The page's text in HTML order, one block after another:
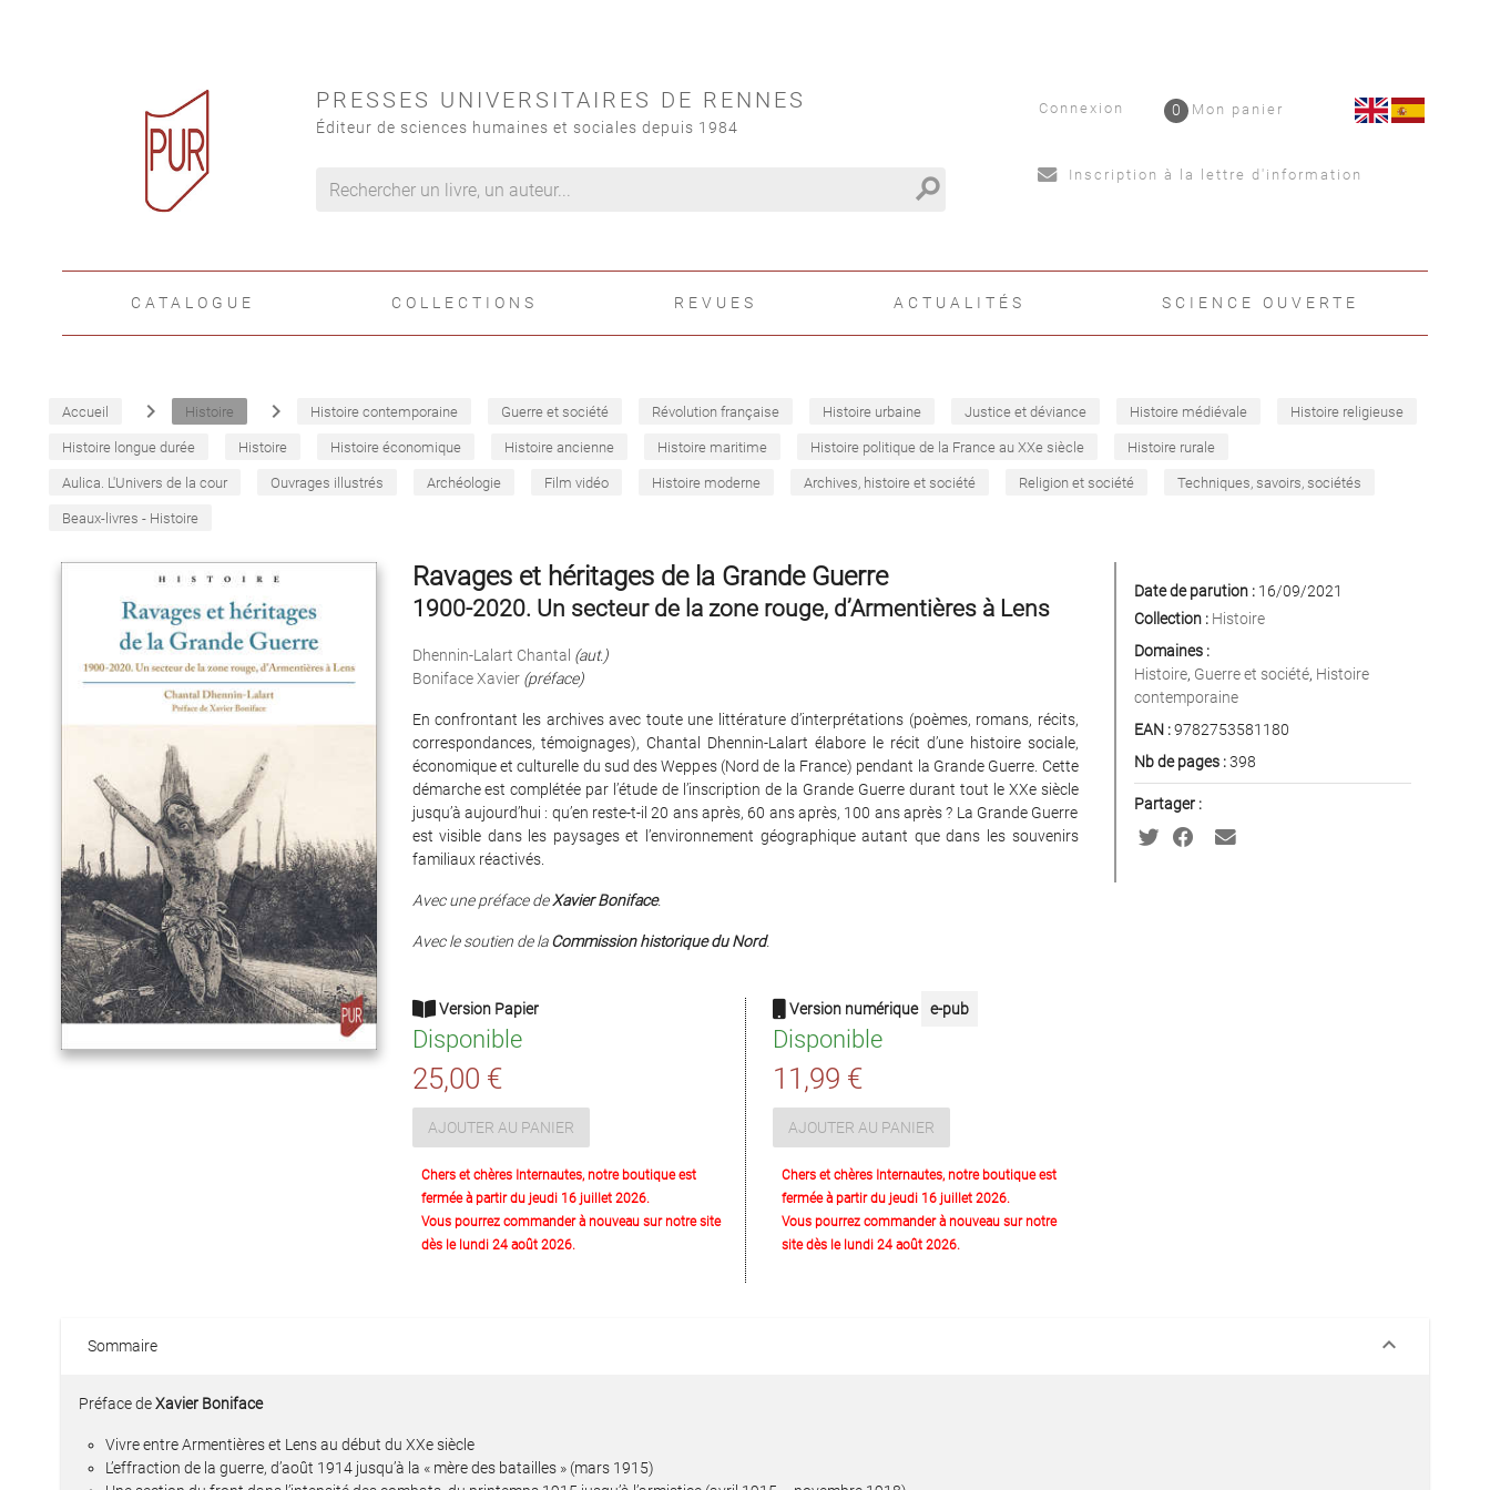
PRESSES UNIVERSITAIRES DE RENNES
Éditeur de sciences humaines et sociales depuis 1984
search
Connexion Mon panier
0
Inscription à la lettre d'information
CATALOGUE COLLECTIONS REVUES ACTUALITÉS SCIENCE OUVERTE
Accueil navigate_next Histoire navigate_next Histoire contemporaine Guerre et société Révolution française Histoire urbaine Justice et déviance Histoire médiévale Histoire religieuse
Histoire longue durée Histoire Histoire économique Histoire ancienne Histoire maritime Histoire politique de la France au XXe siècle Histoire rurale
Aulica. L'Univers de la cour Ouvrages illustrés Archéologie Film vidéo Histoire moderne Archives, histoire et société Religion et société Techniques, savoirs, sociétés
Beaux-livres - Histoire
Ravages et héritages de la Grande Guerre
1900-2020. Un secteur de la zone rouge, d’Armentières à Lens
Dhennin-Lalart Chantal (aut.)
Boniface Xavier (préface)
En confrontant les archives avec toute une littérature d’interprétations (poèmes, romans, récits,
correspondances, témoignages), Chantal Dhennin-Lalart élabore le récit d’une histoire sociale,
économique et culturelle du sud des Weppes (Nord de la France) pendant la Grande Guerre. Cette
démarche est complétée par l’étude de l’inscription de la Grande Guerre durant tout le XXe siècle
jusqu’à aujourd’hui : qu’en reste-t-il 20 ans après, 60 ans après, 100 ans après ? La Grande Guerre
est visible dans les paysages et l’environnement géographique autant que dans les souvenirs
familiaux réactivés.
Avec une préface deXavier Boniface.
Avec le soutien de laCommission historique du Nord.
Version Papier
Disponible
25,00 €
AJOUTER AU PANIER
Chers et chères Internautes, notre boutique est
fermée à partir du jeudi 16 juillet 2026.
Vous pourrez commander à nouveau sur notre site
dès le lundi 24 août 2026.
Version numérique e-pub
Disponible
11,99 €
AJOUTER AU PANIER
Chers et chères Internautes, notre boutique est
fermée à partir du jeudi 16 juillet 2026.
Vous pourrez commander à nouveau sur notre
site dès le lundi 24 août 2026.
Date de parution :16/09/2021
Collection : Histoire
Domaines :
Histoire, Guerre et société, Histoire
contemporaine
EAN :9782753581180
Nb de pages :398
Partager :
Sommaire keyboard_arrow_down
Préface deXavier Boniface
Vivre entre Armentières et Lens au début du XXe siècle
L’effraction de la guerre, d’août 1914 jusqu’à la « mère des batailles » (mars 1915)